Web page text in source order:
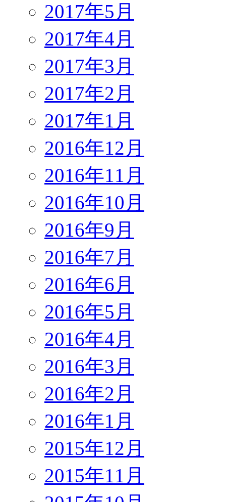
2017年5月
2017年4月
2017年3月
2017年2月
2017年1月
2016年12月
2016年11月
2016年10月
2016年9月
2016年7月
2016年6月
2016年5月
2016年4月
2016年3月
2016年2月
2016年1月
2015年12月
2015年11月